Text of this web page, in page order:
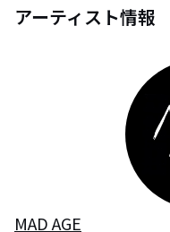
アーティスト情報
MAD AGE